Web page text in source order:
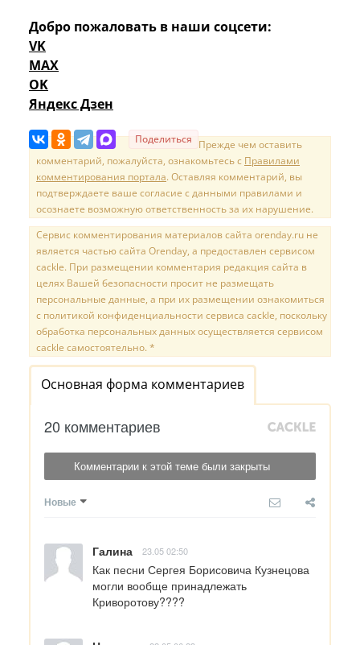
Добро пожаловать в наши соцсети:
VK
MAX
OK
Яндекс Дзен
Поделиться Прежде чем оставить
комментарий, пожалуйста, ознакомьтесь с Правилами
комментирования портала. Оставляя комментарий, вы
подтверждаете ваше согласие с данными правилами и
осознаете возможную ответственность за их нарушение.
Сервис комментирования материалов сайта orenday.ru не
является частью сайта Orenday, а предоставлен сервисом
cackle. При размещении комментария редакция сайта в
целях Вашей безопасности просит не размещать
персональные данные, а при их размещении ознакомиться
с политикой конфиденциальности сервиса cackle, поскольку
обработка персональных данных осуществляется сервисом
cackle самостоятельно. *
Основная форма комментариев
20 комментариев
Комментарии к этой теме были закрыты
Новые
Галина 23.05 02:50
Как песни Сергея Борисовича Кузнецова
могли вообще принадлежать
Криворотову????